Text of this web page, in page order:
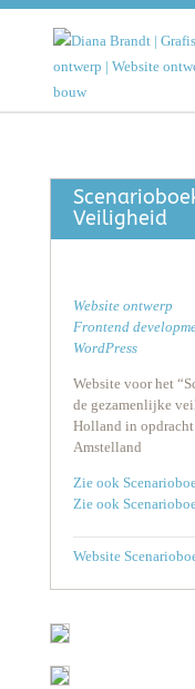
Veiligheid
Website ontwerp
Frontend
WordPress
Website voor het
de gezamenlijke
Holland in opdracht
Amstelland
Zie ook
Zie ook
Website